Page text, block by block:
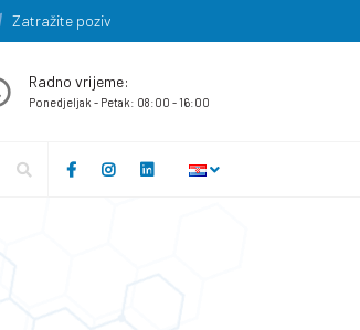
Zatražite poziv
Radno vrijeme:
Ponedjeljak - Petak: 08:00 - 16:00